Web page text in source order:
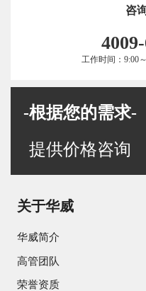
咨
工作时间：9:00
-根据您的需求-
提供价格咨询
关于华威
华威简介
高管团队
荣誉资质